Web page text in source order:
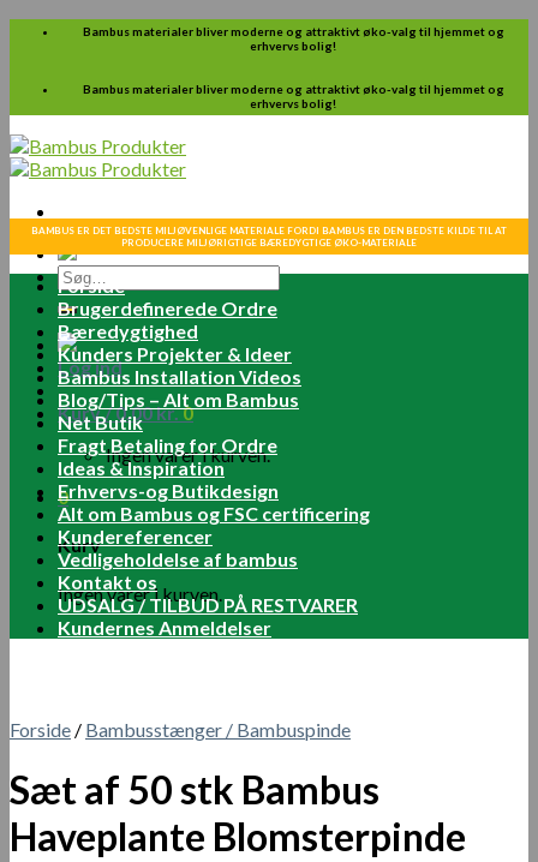
Skip
Bambus materialer bliver moderne og attraktivt øko-valg til hjemmet og
erhvervs bolig!
Bambus materialer bliver moderne og attraktivt øko-valg til hjemmet og
erhvervs bolig!
Søg
efter:
Log ind
Kurv /0.00kr.0
Ingen varer i kurven.
0
Kurv
Ingen varer i kurven.
BAMBUS ER DET BEDSTE MILJØVENLIGE MATERIALE FORDI BAMBUS ER DEN BEDSTE KILDE TIL AT
PRODUCERE MILJØRIGTIGE BÆREDYGTIGE ØKO-MATERIALE
Forside
Brugerdefinerede Ordre
Bæredygtighed
Kunders Projekter & Ideer
Bambus Installation Videos
Blog/Tips – Alt om Bambus
Net Butik
Fragt Betaling for Ordre
Ideas & Inspiration
Erhvervs-og Butikdesign
Alt om Bambus og FSC certificering
Kundereferencer
Vedligeholdelse af bambus
Kontakt os
UDSALG / TILBUD PÅ RESTVARER
Kundernes Anmeldelser
Forside / Bambusstænger / Bambuspinde
Sæt af 50 stk Bambus
Haveplante Blomsterpinde